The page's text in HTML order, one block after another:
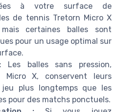
à votre surface de
de tennis Tretorn Micro X
certaines balles sont
pour un usage optimal sur
Les balles sans pression,
Micro X, conservent leurs
plus longtemps que les
pour des matchs ponctuels.